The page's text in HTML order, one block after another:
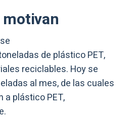
de plástico PET,
reciclables. Hoy se
al mes, de las cuales
a plástico PET,